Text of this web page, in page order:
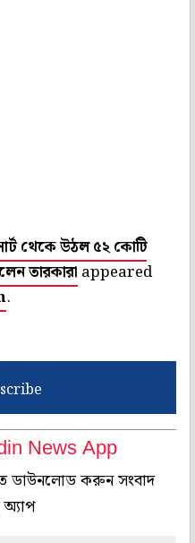
থেকে উঠল ৫২ কোটি
তারকারা appeared
.
News App
ডাউনলোড করুন সংবাদ
অ্যাপ